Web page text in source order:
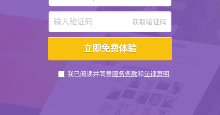
获取验证码
我已阅读并同意服务条款和法律声明